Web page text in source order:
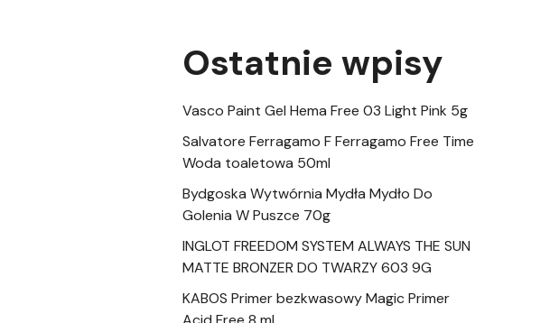
Ostatnie wpisy
Vasco Paint Gel Hema Free 03 Light Pink 5g
Salvatore Ferragamo F Ferragamo Free Time
Woda toaletowa 50ml
Bydgoska Wytwórnia Mydła Mydło Do
Golenia W Puszce 70g
INGLOT FREEDOM SYSTEM ALWAYS THE SUN
MATTE BRONZER DO TWARZY 603 9G
KABOS Primer bezkwasowy Magic Primer